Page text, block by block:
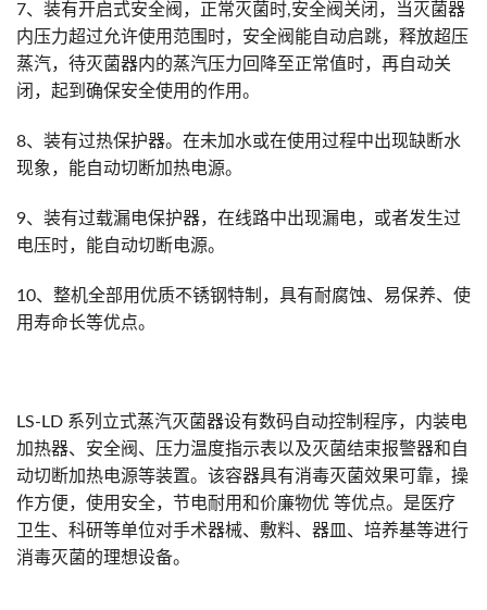
7、装有开启式安全阀，正常灭菌时,安全阀关闭，当灭菌器
内压力超过允许使用范围时，安全阀能自动启跳，释放超压
蒸汽，待灭菌器内的蒸汽压力回降至正常值时，再自动关
闭，起到确保安全使用的作用。
8、装有过热保护器。在未加水或在使用过程中出现缺断水
现象，能自动切断加热电源。
9、装有过载漏电保护器，在线路中出现漏电，或者发生过
电压时，能自动切断电源。
10、整机全部用优质不锈钢特制，具有耐腐蚀、易保养、使
用寿命长等优点。
LS-LD 系列立式蒸汽灭菌器设有数码自动控制程序，内装电
加热器、安全阀、压力温度指示表以及灭菌结束报警器和自
动切断加热电源等装置。该容器具有消毒灭菌效果可靠，操
作方便，使用安全，节电耐用和价廉物优 等优点。是医疗
卫生、科研等单位对手术器械、敷料、器皿、培养基等进行
消毒灭菌的理想设备。